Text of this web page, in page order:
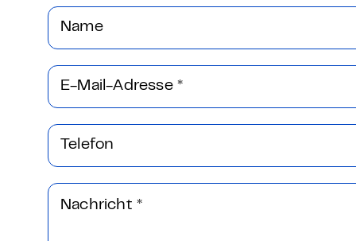
Name
E-Mail-Adresse *
Telefon
Nachricht *